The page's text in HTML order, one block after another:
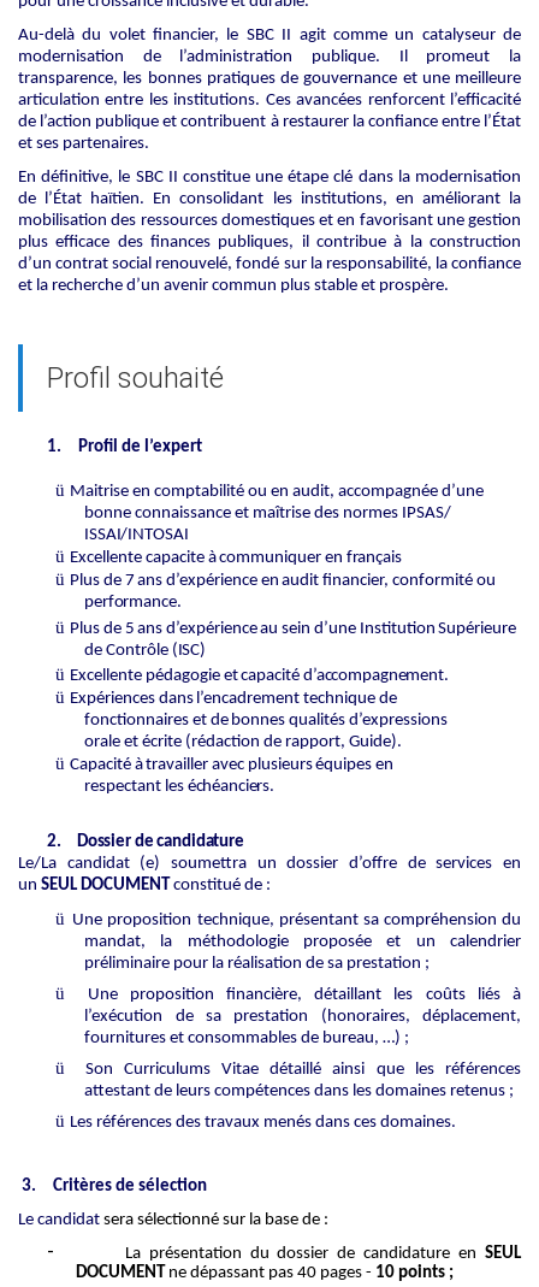
Au-delà du volet financier, le SBC II agit comme un catalyseur de
modernisation de l’administration publique. Il promeut la
transparence, les bonnes pratiques de gouvernance et une meilleure
articulation entre les institutions. Ces avancées renforcent l’efficacité
de l’action publique et contribuent à restaurer la confiance entre l’État
et ses partenaires.
En définitive, le SBC II constitue une étape clé dans la modernisation
de l’État haïtien. En consolidant les institutions, en améliorant la
mobilisation des ressources domestiques et en favorisant une gestion
plus efficace des finances publiques, il contribue à la construction
d’un contrat social renouvelé, fondé sur la responsabilité, la confiance
et la recherche d’un avenir commun plus stable et prospère.
Profil souhaité
1. Profil de l’expert
ü Maitrise en comptabilité ou en audit, accompagnée d’une
bonne connaissance et maîtrise des normes IPSAS/
ISSAI/INTOSAI
ü Excellente capacite àcommuniquer en français
ü Plus de 7 ans d’expérience en audit financier, conformité ou
performance.
ü Plus de 5 ans d’expérienceau sein d’une Institution Supérieure
de Contrôle (ISC)
ü Excellente pédagogie etcapacité d’accompagnement.
ü Expériences dans l’encadrement technique de
fonctionnaires et de bonnes qualités d’expressions
orale et écrite (rédaction de rapport, Guide).
ü Capacité àtravailler avec plusieurséquipes en
respectant les échéanciers.
2.
Dossier de candidature
Le/La candidat (e) soumettra un dossier d’offre de services en
un SEUL DOCUMENT constitué de :
ü Une proposition technique, présentant sa compréhension du
mandat, la méthodologie proposée et un calendrier
préliminaire pour la réalisation de sa prestation ;
ü
Une proposition financière, détaillant les coûts liés à
l’exécution de sa prestation (honoraires, déplacement,
fournitures et consommables de bureau, …) ;
ü
Son Curriculums Vitae détaillé ainsi que les références
attestant de leurs compétences dans les domaines retenus ;
ü Les références des travaux menés dans ces domaines.
3.
Critères de sélection
Le candidat sera sélectionné sur la base de :
- La présentation du dossier de candidature enSEUL
DOCUMENT ne dépassant pas 40 pages - 10 points ;